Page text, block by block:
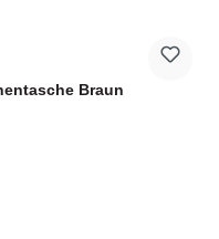
Braun
Preis: